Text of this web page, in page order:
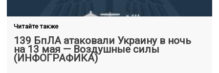
Читайте также
139 БпЛА атаковали Украину в ночь
на 13 мая — Воздушные силы
(ИНФОГРАФИКА)